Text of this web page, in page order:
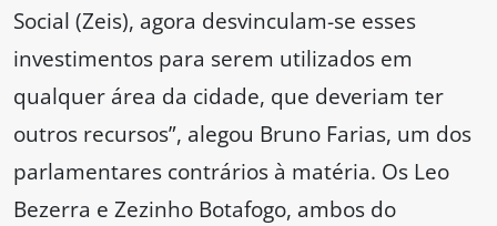
Social (Zeis), agora desvinculam-se esses
investimentos para serem utilizados em
qualquer área da cidade, que deveriam ter
outros recursos”, alegou Bruno Farias, um dos
parlamentares contrários à matéria. Os Leo
Bezerra e Zezinho Botafogo, ambos do